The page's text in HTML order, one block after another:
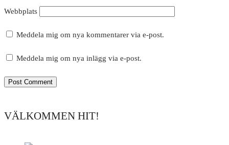
Webbplats
Meddela mig om nya kommentarer via e-post.
Meddela mig om nya inlägg via e-post.
VÄLKOMMEN HIT!